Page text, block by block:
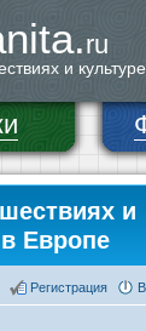
ru
и
и
Европе
Регистрация